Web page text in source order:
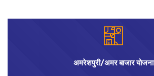
अमरेशपुरी/अमर बाजार योजना